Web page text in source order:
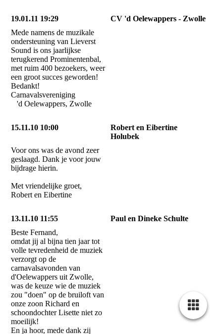
19.01.11 19:29
CV 'd Oelewappers - Zwolle
Mede namens de muzikale
ondersteuning van Lieverst
Sound is ons jaarlijkse
terugkerend Prominentenbal,
met ruim 400 bezoekers, weer
een groot succes geworden!
Bedankt!
Carnavalsvereniging
'd Oelewappers, Zwolle
15.11.10 10:00
Robert en Eibertine
Holubek
Voor ons was de avond zeer
geslaagd. Dank je voor jouw
bijdrage hierin.
Met vriendelijke groet,
Robert en Eibertine
13.11.10 11:55
Paul en Dineke Schulte
Beste Fernand,
omdat jij al bijna tien jaar tot
volle tevredenheid de muziek
verzorgt op de
carnavalsavonden van
d'Oelewappers uit Zwolle,
was de keuze wie de muziek
zou "doen" op de bruiloft van
onze zoon Richard en
schoondochter Lisette niet zo
moeilijk!
En ja hoor, mede dank zij